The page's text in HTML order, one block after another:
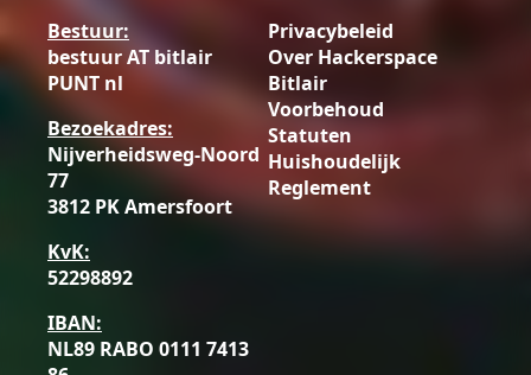
Bestuur:
bestuur AT bitlair
PUNT nl
Bezoekadres:
Nijverheidsweg-Noord
77
3812 PK Amersfoort
KvK:
52298892
IBAN:
NL89 RABO 0111 7413
Privacybeleid
Over Hackerspace
Bitlair
Voorbehoud
Statuten
Huishoudelijk
Reglement